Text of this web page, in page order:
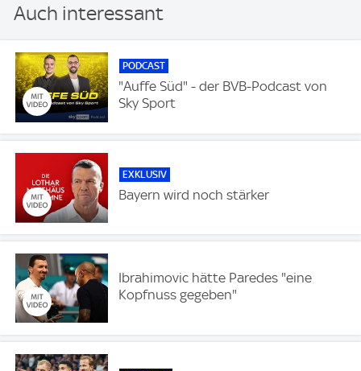
Auch interessant
PODCAST
"Auffe Süd" - der BVB-Podcast von
Sky Sport
EXKLUSIV
Bayern wird noch stärker
Ibrahimovic hätte Paredes "eine
Kopfnuss gegeben"